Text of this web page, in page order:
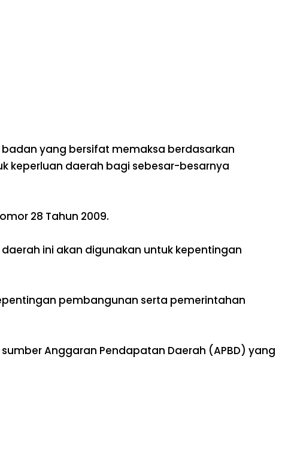
yang bersifat memaksa berdasarkan
keperluan daerah bagi sebesar-besarnya
28 Tahun 2009.
ini akan digunakan untuk kepentingan
pembangunan serta pemerintahan
Anggaran Pendapatan Daerah (APBD) yang